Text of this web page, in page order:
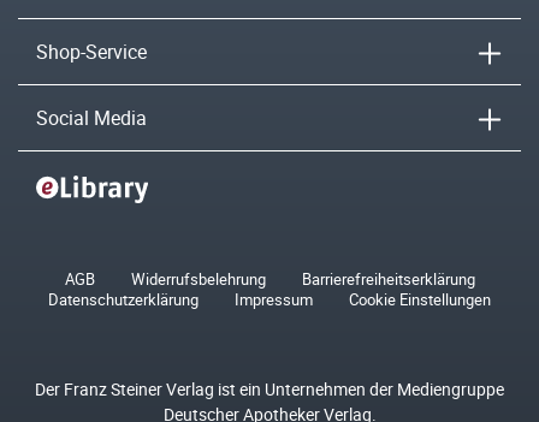
Shop-Service
Social Media
AGB Widerrufsbelehrung
Barrierefreiheitserklärung
Datenschutzerklärung
Impressum Cookie Einstellungen
Der Franz Steiner Verlag ist ein Unternehmen der Mediengruppe
Deutscher Apotheker Verlag.